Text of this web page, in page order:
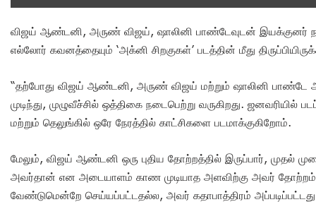
விஜய் ஆண்டனி, அருண் விஜய், ஷாலினி பாண்டேவுடன் இயக்குனர்
எல்லோர் கவனத்தையும் ‘அக்னி சிறகுகள்’ படத்தின் மீது
“தற்போது விஜய் ஆண்டனி, அருண் விஜய் மற்றும் ஷாலினி பாண்டே
முடிந்து, முழுவீச்சில் ஒத்திகை நடைபெற்று வருகிறது. ஜனவரியில்
மற்றும் தெலுங்கில் ஒரே நேரத்தில் காட்சிகளை படமாக்குகிறோம்.
மேலும், விஜய் ஆண்டனி ஒரு புதிய தோற்றத்தில் இருப்பார், முதல்
அவர்தான் என அடையாளம் காண முடியாத அளவிற்கு அவர் தோற்றம்
வேண்டுமென்றே செய்யப்பட்டதல்ல, அவர் கதாபாத்திரம்